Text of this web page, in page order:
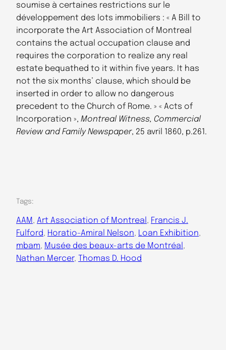
soumise à certaines restrictions sur le
développement des lots immobiliers : « A Bill to
incorporate the Art Association of Montreal
contains the actual occupation clause and
requires the corporation to realize any real
estate bequathed to it within five years. It has
not the six months’ clause, which should be
inserted in order to allow no dangerous
precedent to the Church of Rome. » « Acts of
Incorporation », Montreal Witness, Commercial
Review and Family Newspaper, 25 avril 1860, p.261.
Tags:
AAM, Art Association of Montreal , Francis J.
Fulford, Horatio-Amiral Nelson, Loan Exhibition
mbam, Musée des beaux-arts de Montréal
Nathan Mercer, Thomas D. Hood